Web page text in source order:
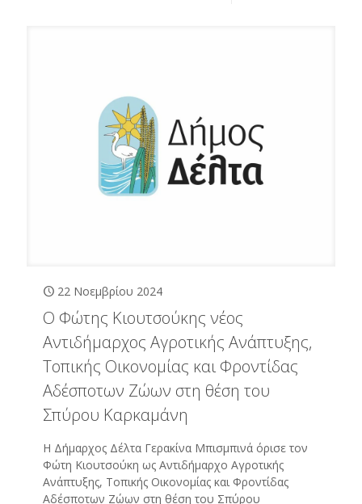
22 Νοεμβρίου 2024
Ο Φώτης Κιουτσούκης νέος
Αντιδήμαρχος Αγροτικής Ανάπτυξης,
Τοπικής Οικονομίας και Φροντίδας
Αδέσποτων Ζώων στη θέση του
Σπύρου Καρκαμάνη
Η Δήμαρχος Δέλτα Γερακίνα Μπισμπινά όρισε τον
Φώτη Κιουτσούκη ως Αντιδήμαρχο Αγροτικής
Ανάπτυξης, Τοπικής Οικονομίας και Φροντίδας
Αδέσποτων Ζώων στη θέση του Σπύρου